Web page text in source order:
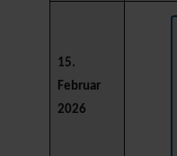
15.
Februar
2026